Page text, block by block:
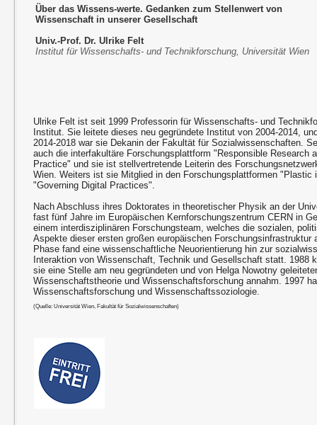
Über das Wissens-werte. Gedanken zum Stellenwert von
Wissenschaft in unserer Gesellschaft
Univ.-Prof. Dr. Ulrike Felt
Institut für Wissenschafts- und Technikforschung, Universität Wien
Ulrike Felt ist seit 1999 Professorin für Wissenschafts- und
Institut. Sie leitete dieses neu gegründete Institut von 2004-2014,
2014-2018 war sie Dekanin der Fakultät für Sozialwissenschaften.
auch die interfakultäre Forschungsplattform "Responsible Research
Practice" und sie ist stellvertretende Leiterin des
Wien. Weiters ist sie Mitglied in den Forschungsplattformen "Plastic
"Governing Digital Practices".
Nach Abschluss ihres Doktorates in theoretischer Physik an der
fast fünf Jahre im Europäischen Kernforschungszentrum CERN in
einem interdisziplinären Forschungsteam, welches die sozialen,
Aspekte dieser ersten großen europäischen Forschungsinfrastruktur
Phase fand eine wissenschaftliche Neuorientierung hin zur
Interaktion von Wissenschaft, Technik und Gesellschaft statt. 1988
sie eine Stelle am neu gegründeten und von Helga Nowotny
Wissenschaftstheorie und Wissenschaftsforschung annahm. 1997
Wissenschaftsforschung und Wissenschaftssoziologie.
(Quelle: Universität Wien, Fakultät für Sozialwissenschaften)